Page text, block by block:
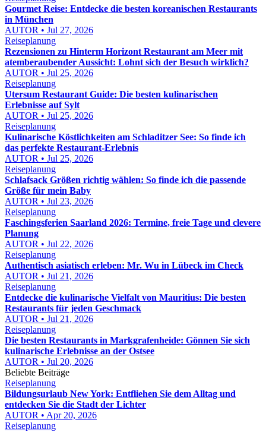
Gourmet Reise: Entdecke die besten koreanischen Restaurants
in München
AUTOR • Jul 27, 2026
Reiseplanung
Rezensionen zu Hinterm Horizont Restaurant am Meer mit
atemberaubender Aussicht: Lohnt sich der Besuch wirklich?
AUTOR • Jul 25, 2026
Reiseplanung
Utersum Restaurant Guide: Die besten kulinarischen
Erlebnisse auf Sylt
AUTOR • Jul 25, 2026
Reiseplanung
Kulinarische Köstlichkeiten am Schladitzer See: So finde ich
das perfekte Restaurant-Erlebnis
AUTOR • Jul 25, 2026
Reiseplanung
Schlafsack Größen richtig wählen: So finde ich die passende
Größe für mein Baby
AUTOR • Jul 23, 2026
Reiseplanung
Faschingsferien Saarland 2026: Termine, freie Tage und clevere
Planung
AUTOR • Jul 22, 2026
Reiseplanung
Authentisch asiatisch erleben: Mr. Wu in Lübeck im Check
AUTOR • Jul 21, 2026
Reiseplanung
Entdecke die kulinarische Vielfalt von Mauritius: Die besten
Restaurants für jeden Geschmack
AUTOR • Jul 21, 2026
Reiseplanung
Die besten Restaurants in Markgrafenheide: Gönnen Sie sich
kulinarische Erlebnisse an der Ostsee
AUTOR • Jul 20, 2026
Beliebte Beiträge
Reiseplanung
Bildungsurlaub New York: Entfliehen Sie dem Alltag und
entdecken Sie die Stadt der Lichter
AUTOR • Apr 20, 2026
Reiseplanung